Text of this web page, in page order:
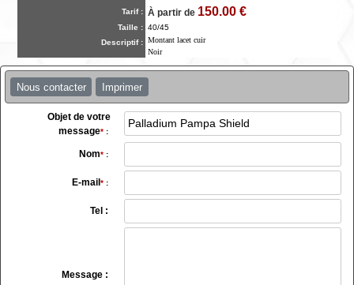
Tarif : À partir de 150.00 €
Taille : 40/45
Descriptif : Montant lacet cuir
Noir
Nous contacter Imprimer
Objet de votre
message*:
Nom*:
E-mail *:
Tel :
Message :